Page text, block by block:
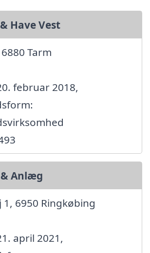
Have Vest
Tarm
februar 2018,
Anlæg
6950 Ringkøbing
april 2021,